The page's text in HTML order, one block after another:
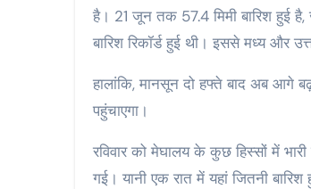
है। 21 जून तक 57.4 मिमी बारिश
बारिश रिकॉर्ड हुई थी। इससे मध्य और
हालांकि, मानसून दो हफ्ते बाद अब आगे
पहुंचाएगा।
रविवार को मेघालय के कुछ हिस्सों में
गई। यानी एक रात में यहां जितनी